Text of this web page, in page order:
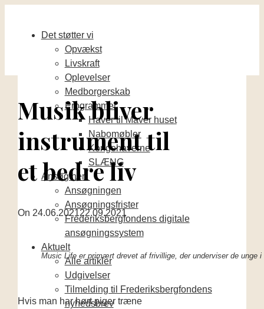
Det støtter vi
Opvækst
Livskraft
Oplevelser
Medborgerskab
Programmer
Haver til Maver huset
Nabomøbler
Kongehaverne
SLÆNG
Ansøg her
Ansøgningen
Ansøgningsfrister
Frederiksbergfondens digitale
ansøgningssystem
Aktuelt
Alle artikler
Udgivelser
Tilmelding til Frederiksbergfondens
nyhedsbrev
Musik bliver
instrument til
et bedre liv
On 24.06.202122.09.2021
Music Life er primært drevet af frivillige, der underviser de unge
Hvis man har hørt piger træne